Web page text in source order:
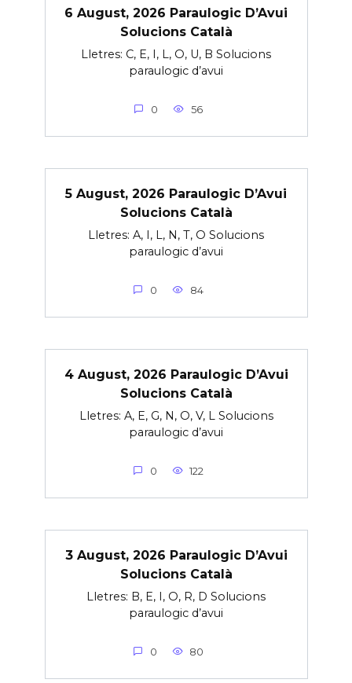
6 August, 2026 Paraulogic D’Avui
Solucions Català
Lletres: C, E, I, L, O, U, B Solucions
paraulogic d’avui
0 56
5 August, 2026 Paraulogic D’Avui
Solucions Català
Lletres: A, I, L, N, T, O Solucions
paraulogic d’avui
0 84
4 August, 2026 Paraulogic D’Avui
Solucions Català
Lletres: A, E, G, N, O, V, L Solucions
paraulogic d’avui
0 122
3 August, 2026 Paraulogic D’Avui
Solucions Català
Lletres: B, E, I, O, R, D Solucions
paraulogic d’avui
0 80